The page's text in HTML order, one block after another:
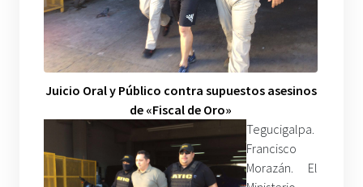
Juicio Oral y Público contra supuestos asesinos
de «Fiscal de Oro»
Tegucigalpa.
Francisco
Morazán. El